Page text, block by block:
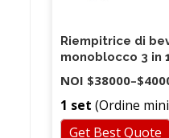
Riempitrice di
monoblocco 3 in
per bottiglia in
NOI $38000–
1 set (Ordine
Get Best Quote